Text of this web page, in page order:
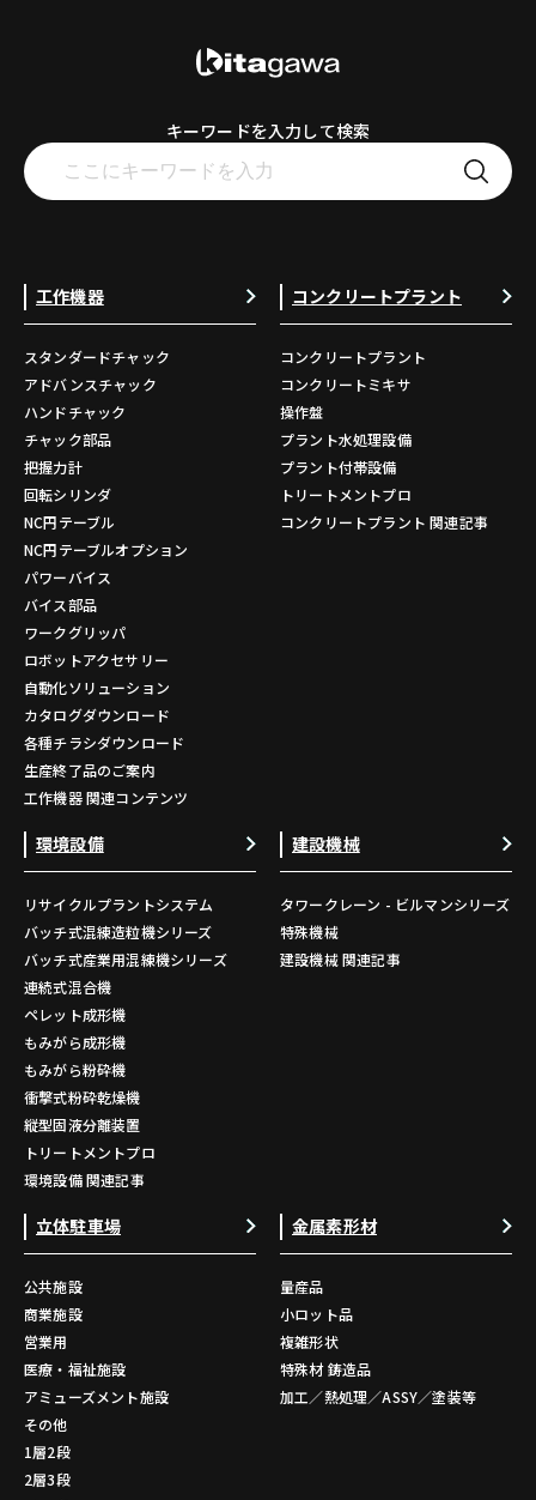
キーワードを入力して検索
工作機器
スタンダードチャック
アドバンスチャック
ハンドチャック
チャック部品
把握力計
回転シリンダ
NC円テーブル
NC円テーブルオプション
パワーバイス
バイス部品
ワークグリッパ
ロボットアクセサリー
自動化ソリューション
カタログダウンロード
各種チラシダウンロード
生産終了品のご案内
工作機器 関連コンテンツ
コンクリートプラント
コンクリートプラント
コンクリートミキサ
操作盤
プラント水処理設備
プラント付帯設備
トリートメントプロ
コンクリートプラント 関連記事
環境設備
リサイクルプラントシステム
バッチ式混練造粒機シリーズ
バッチ式産業用混練機シリーズ
連続式混合機
ペレット成形機
もみがら成形機
もみがら粉砕機
衝撃式粉砕乾燥機
縦型固液分離装置
トリートメントプロ
環境設備 関連記事
建設機械
タワークレーン - ビルマンシリーズ
特殊機械
建設機械 関連記事
立体駐車場
公共施設
商業施設
営業用
医療・福祉施設
アミューズメント施設
その他
1層2段
2層3段
金属素形材
量産品
小ロット品
複雑形状
特殊材 鋳造品
加工／熱処理／ASSY／塗装等